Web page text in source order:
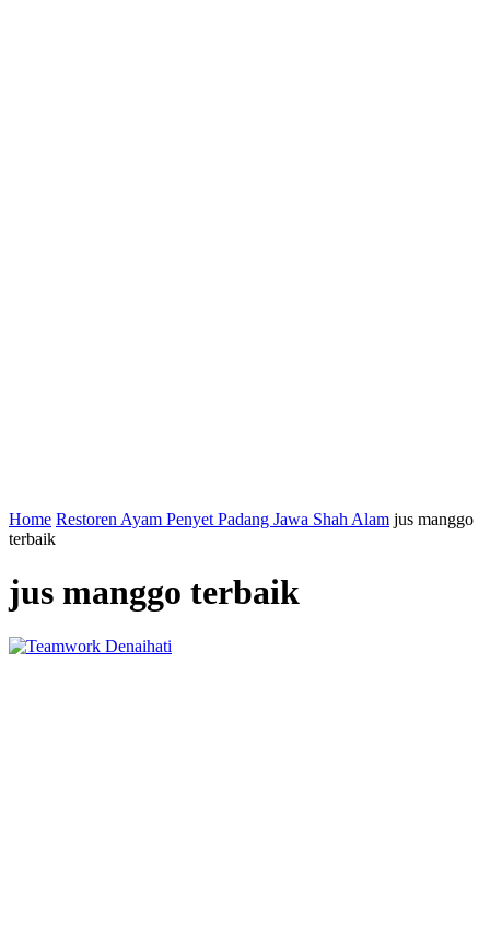
Home Restoren Ayam Penyet Padang Jawa Shah Alam jus manggo
terbaik
jus manggo terbaik